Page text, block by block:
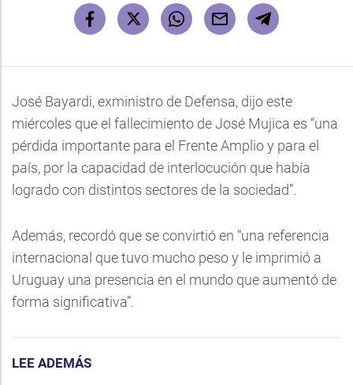
José Bayardi, exministro de Defensa, dijo este
miércoles que el fallecimiento de José Mujica es “una
pérdida importante para el Frente Amplio y para el
país, por la capacidad de interlocución que había
logrado con distintos sectores de la sociedad”.
Además, recordó que se convirtió en “una referencia
internacional que tuvo mucho peso y le imprimió a
Uruguay una presencia en el mundo que aumentó de
forma significativa”.
LEE ADEMÁS